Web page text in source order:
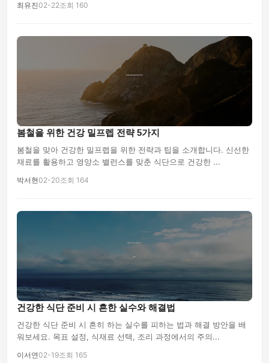
최유진02-22조회 160
봄철을 위한 건강 밀프렙 전략 5가지
봄철을 맞아 건강한 밀프렙을 위한 전략과 팁을 소개합니다. 신선한
재료를 활용하고 영양소 밸런스를 맞춘 식단으로 건강한 ...
박서현02-20조회 164
건강한 식단 준비 시 흔한 실수와 해결법
건강한 식단 준비 시 흔히 하는 실수를 피하는 법과 해결 방안을 배
워보세요. 목표 설정, 식재료 선택, 조리 과정에서의 주의...
이서연02-19조회 165